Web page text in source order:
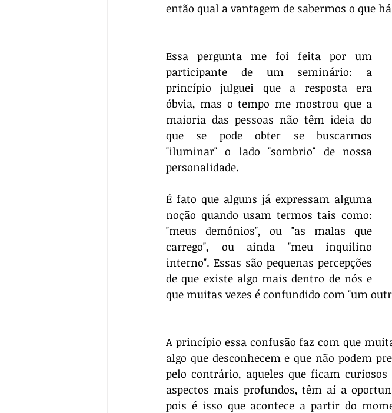
então qual a vantagem de sabermos o que
Essa pergunta me foi feita por um
participante de um seminário: a
princípio julguei que a resposta era
óbvia, mas o tempo me mostrou que a
maioria das pessoas não têm ideia do
que se pode obter se buscarmos
"iluminar" o lado "sombrio" de nossa
personalidade.
É fato que alguns já expressam alguma
noção quando usam termos tais como:
"meus demônios", ou "as malas que
carrego", ou ainda "meu inquilino
interno". Essas são pequenas percepções
de que existe algo mais dentro de nós e
que muitas vezes é confundido com "um
A princípio essa confusão faz com que
algo que desconhecem e que não podem
pelo contrário, aqueles que ficam
aspectos mais profundos, têm aí a
pois é isso que acontece a partir do